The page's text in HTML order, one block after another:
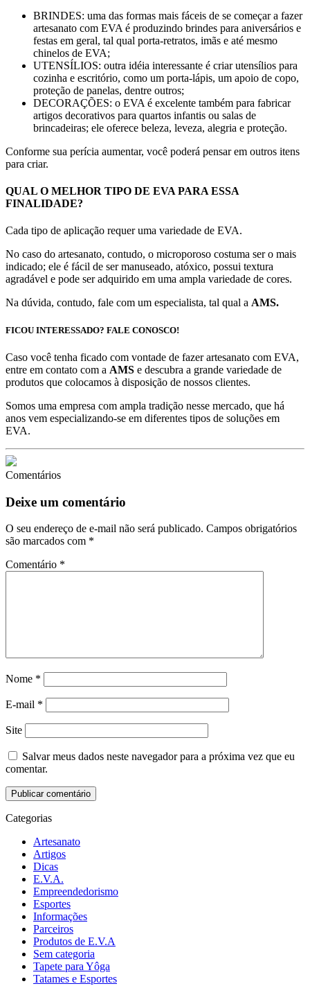
BRINDES: uma das formas mais fáceis de se começar a fazer
artesanato com EVA é produzindo brindes para aniversários e
festas em geral, tal qual porta-retratos, imãs e até mesmo
chinelos de EVA;
UTENSÍLIOS: outra idéia interessante é criar utensílios para
cozinha e escritório, como um porta-lápis, um apoio de copo,
proteção de panelas, dentre outros;
DECORAÇÕES: o EVA é excelente também para fabricar
artigos decorativos para quartos infantis ou salas de
brincadeiras; ele oferece beleza, leveza, alegria e proteção.
Conforme sua perícia aumentar, você poderá pensar em outros itens
para criar.
QUAL O MELHOR TIPO DE EVA PARA ESSA
FINALIDADE?
Cada tipo de aplicação requer uma variedade de EVA.
No caso do artesanato, contudo, o microporoso costuma ser o mais
indicado; ele é fácil de ser manuseado, atóxico, possui textura
agradável e pode ser adquirido em uma ampla variedade de cores.
Na dúvida, contudo, fale com um especialista, tal qual a AMS.
FICOU INTERESSADO? FALE CONOSCO!
Caso você tenha ficado com vontade de fazer artesanato com EVA,
entre em contato com a AMS e descubra a grande variedade de
produtos que colocamos à disposição de nossos clientes.
Somos uma empresa com ampla tradição nesse mercado, que há
anos vem especializando-se em diferentes tipos de soluções em
EVA.
Comentários
Deixe um comentário
O seu endereço de e-mail não será publicado. Campos obrigatórios
são marcados com *
Comentário *
Nome *
E-mail *
Site
Salvar meus dados neste navegador para a próxima vez que eu
comentar.
Categorias
Artesanato
Artigos
Dicas
E.V.A.
Empreendedorismo
Esportes
Informações
Parceiros
Produtos de E.V.A
Sem categoria
Tapete para Yôga
Tatames e Esportes